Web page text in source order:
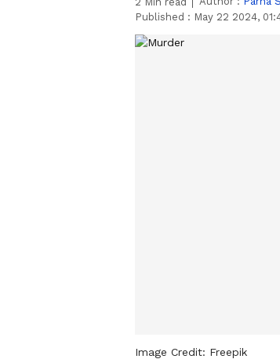
Published : May 22 2024,
Image Credit: Freepik